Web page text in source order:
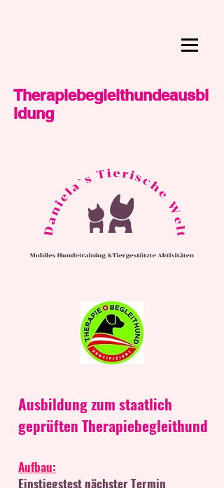
Therapiebegleithundeausbi
ldung
Ausbildung zum staatlich
geprüften Therapiebegleithund
Aufbau:
Einstiegstest nächster Termin